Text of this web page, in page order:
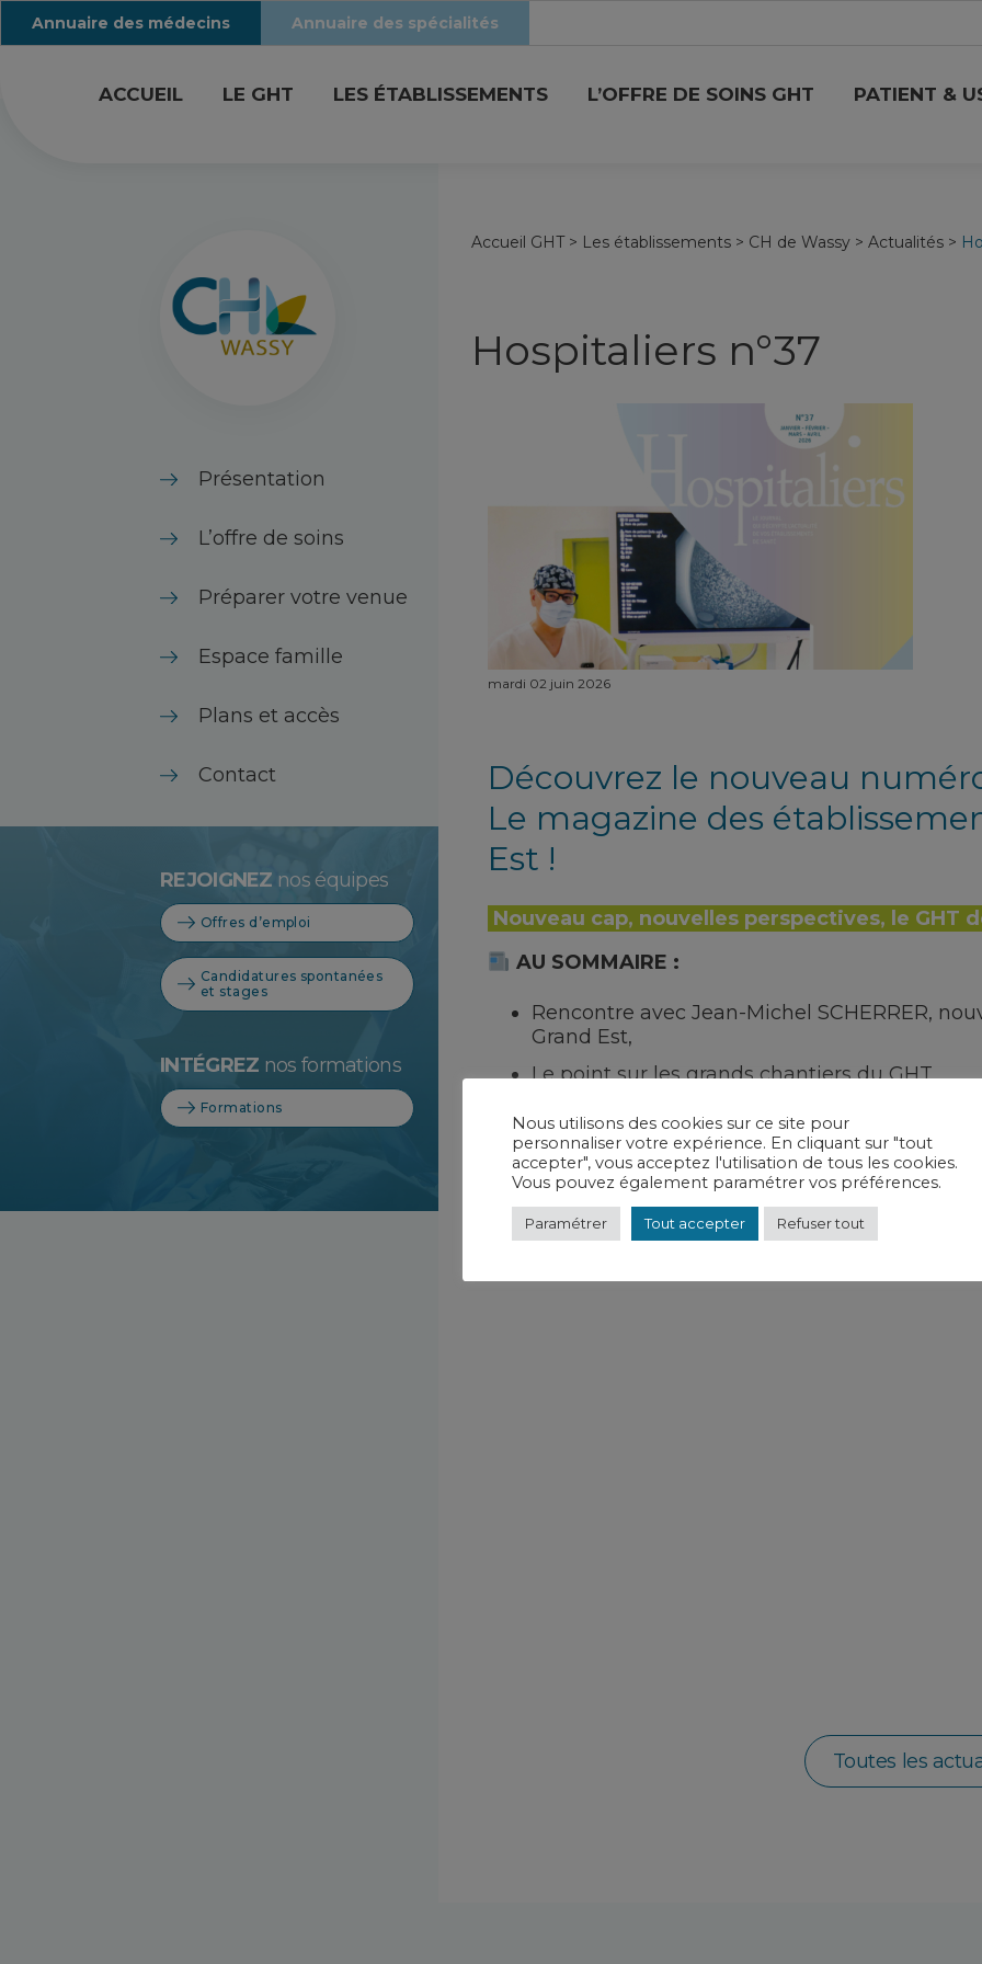
Annuaire des médecins Annuaire des spécialités
ACCUEIL LE GHT LES ÉTABLISSEMENTS L’OFFRE DE SOINS GHT PATIENT &
Présentation
L’offre de soins
Préparer votre venue
Espace famille
Plans et accès
Contact
REJOIGNEZ nos équipes
Offres d’emploi
Candidatures spontanées
et stages
INTÉGREZ nos formations
Formations
Accueil GHT > Les établissements > CH de Wassy > Actualités >
Hospitaliers n°37
mardi 02 juin 2026
Découvrez le nouveau
Le magazine des
Est !
Nouveau cap, nouvelles perspectives, le GHT
AU SOMMAIRE :
Rencontre avec Jean-Michel SCHERRER,
Grand Est,
Le point sur les grands chantiers du GHT,
Endoscopie digestive, l’IA au service du
L’imagerie médicale du CH de Bar-le-Duc
L’art au cœur du soin en santé mentale,
Transformation managériale au CH de Saint-
Toutes les
Nous utilisons des cookies sur ce site pour
personnaliser votre expérience. En cliquant sur "tout
accepter", vous acceptez l'utilisation de tous les cookies.
Vous pouvez également paramétrer vos préférences.
Paramétrer Tout accepter Refuser tout